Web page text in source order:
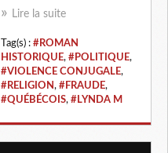
Lire la suite
Tag(s) : #ROMAN
HISTORIQUE, #POLITIQUE,
#VIOLENCE CONJUGALE,
#RELIGION, #FRAUDE,
#QUÉBÉCOIS, #LYNDA M